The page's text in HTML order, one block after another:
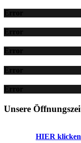
Error
Error
Error
Error
Error
Unsere
HIER klicken